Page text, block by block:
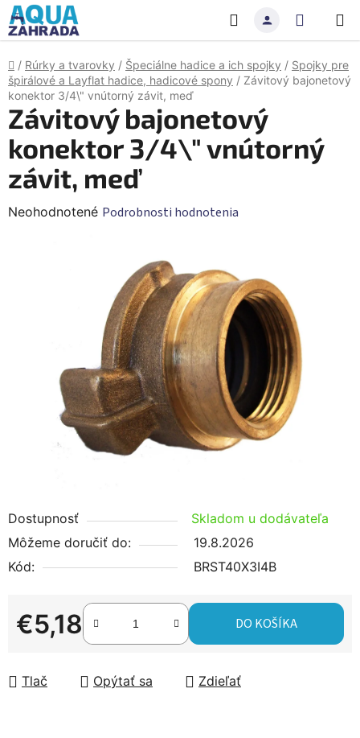
Prejsť
na
obsah
Hľadať
KOŠÍK
Domov
/ Rúrky a tvarovky / Špeciálne hadice a ich spojky / Spojky pre
špirálové a Layflat hadice, hadicové spony / Závitový bajonetový
konektor 3/4\" vnútorný závit, meď
Dostupnosť
Skladom u dodávateľa
Môžeme doručiť do:
19.8.2026
Kód:
BRST40X3I4B
€5,18
Jednotková cena:
DO KOŠÍKA
Tlač Opýtať sa Zdieľať
Závitový bajonetový
konektor 3/4\" vnútorný
závit, meď
Priemerné
Neohodnotené Podrobnosti hodnotenia